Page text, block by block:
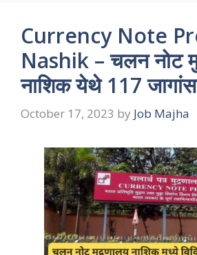
Currency Note
Nashik – चलन नोट
नाशिक येथे 117
October 17, 2023 by Job Majha